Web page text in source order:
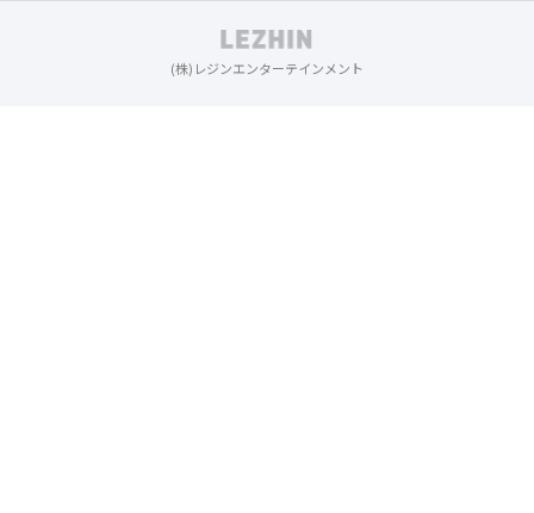
(株)レジンエンターテインメント